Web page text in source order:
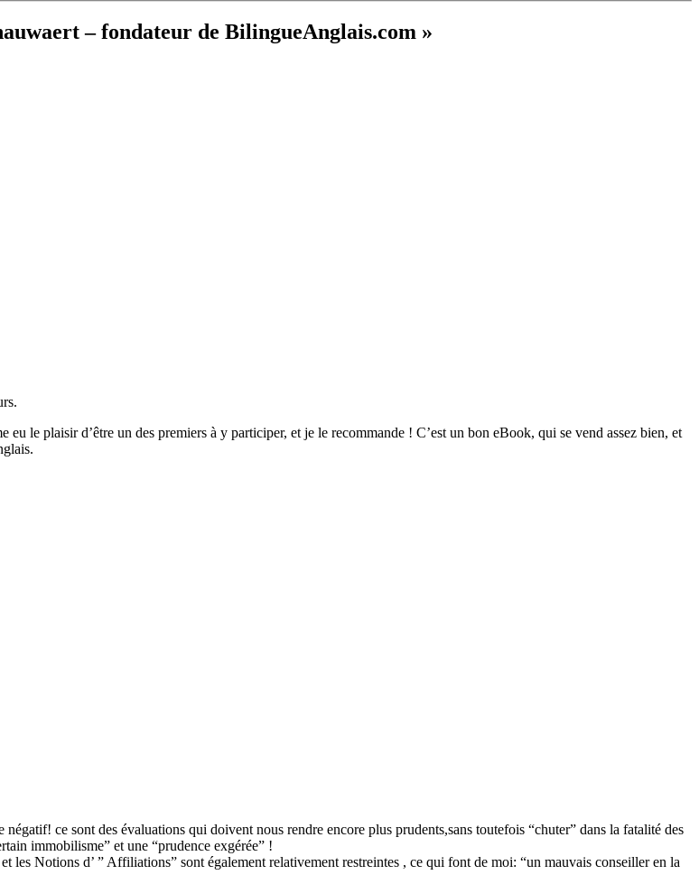
– fondateur de BilingueAnglais.com »
le plaisir d’être un des premiers à y participer, et je le recommande ! C’est un bon eBook, qui se vend assez bien, et
ce sont des évaluations qui doivent nous rendre encore plus prudents,sans toutefois “chuter” dans la fatalité des
immobilisme” et une “prudence exgérée” !
les Notions d’ ” Affiliations” sont également relativement restreintes , ce qui font de moi: “un mauvais conseiller en la